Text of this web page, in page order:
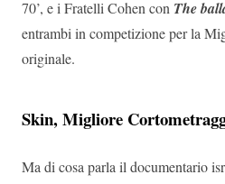
70’, e i Fratelli Cohen con The
entrambi in competizione per la
originale.
Skin, Migliore
Ma di cosa parla il documentario